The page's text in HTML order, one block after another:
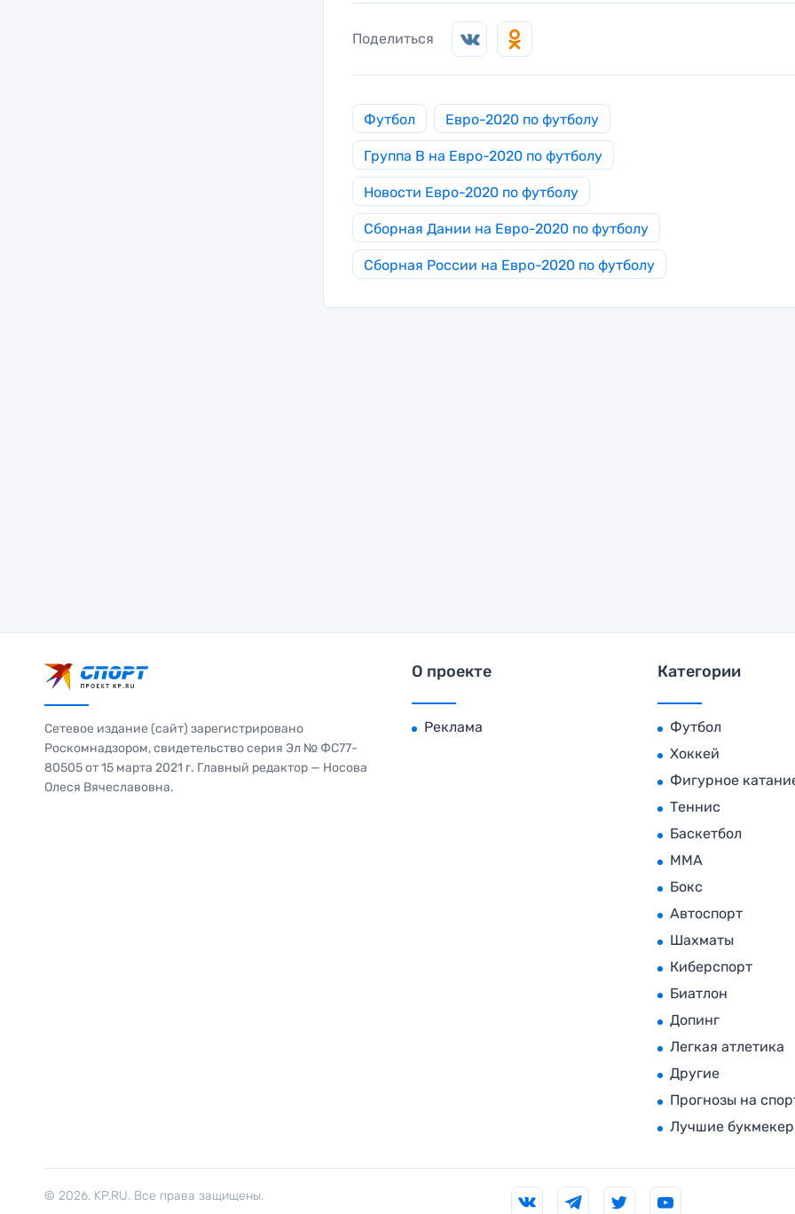
Поделиться
Футбол Евро-2020 по футболу
Группа B на Евро-2020 по футболу
Новости Евро-2020 по футболу
Сборная Дании на Евро-2020 по футболу
Сборная России на Евро-2020 по футболу
Сетевое издание (сайт) зарегистрировано
Роскомнадзором, свидетельство серия Эл № ФС77-
80505 от 15 марта 2021 г. Главный редактор — Носова
Олеся Вячеславовна.
О проекте
Реклама
Категории
Футбол
Хоккей
Фигурное
Теннис
Баскетбол
MMA
Бокс
Автоспорт
Шахматы
Киберспорт
Биатлон
Допинг
Легкая атлетика
Другие
Прогнозы на
Лучшие
© 2026. KP.RU. Все права защищены.